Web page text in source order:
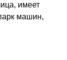
имеет
машин,